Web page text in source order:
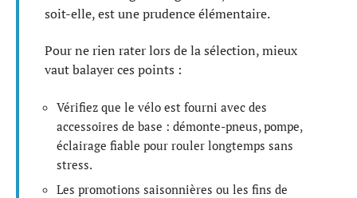
soit-elle, est une prudence élémentaire.
Pour ne rien rater lors de la sélection, mieux
vaut balayer ces points :
Vérifiez que le vélo est fourni avec des
accessoires de base : démonte-pneus, pompe,
éclairage fiable pour rouler longtemps sans
stress.
Les promotions saisonnières ou les fins de